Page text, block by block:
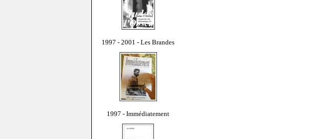
1997 - 2001 - Les Brandes
1997 - Immédiatement